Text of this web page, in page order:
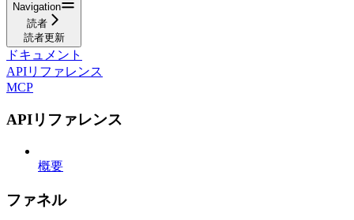
Navigation
読者
読者更新
ドキュメント
APIリファレンス
MCP
APIリファレンス
概要
ファネル